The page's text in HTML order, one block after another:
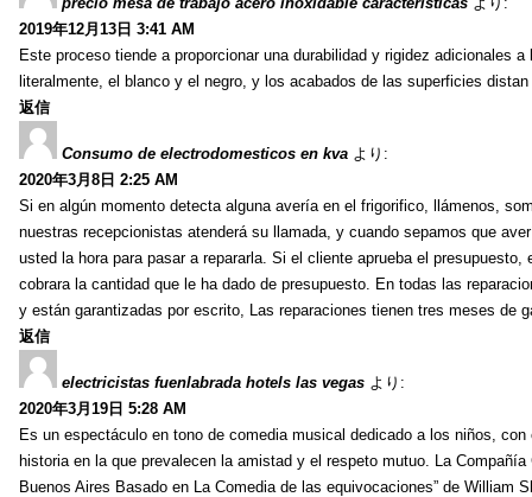
2019年12月13日 3:41 AM
Este proceso tiende a proporcionar una durabilidad y rigidez adicionales
literalmente, el blanco y el negro, y los acabados de las superficies
返信
Consumo de electrodomesticos en kva より:
2020年3月8日 2:25 AM
Si en algún momento detecta alguna avería en el frigorifico, llámenos,
nuestras recepcionistas atenderá su llamada, y cuando sepamos que
usted la hora para pasar a repararla. Si el cliente aprueba el
cobrara la cantidad que le ha dado de presupuesto. En todas las
y están garantizadas por escrito, Las reparaciones tienen tres meses de
返信
electricistas fuenlabrada hotels las vegas より:
2020年3月19日 5:28 AM
Es un espectáculo en tono de comedia musical dedicado a los niños,
historia en la que prevalecen la amistad y el respeto mutuo. La
Buenos Aires Basado en La Comedia de las equivocaciones” de William